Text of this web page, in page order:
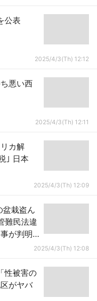
公表
2025/4/3(Th) 12:12
悪い西
2025/4/3(Th) 12:11
カ解
｣ 日本
2025/4/3(Th) 12:09
盆栽盗ん
難民法違
が判明
ｗ
2025/4/3(Th) 12:08
性被害の
がヤバ